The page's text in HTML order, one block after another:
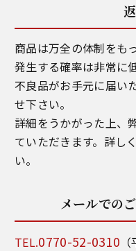
商品は万全の体制をも
発生する確率は非常に
不良品がお手元に届い
せ下さい。
詳細をうかがった上、
ていただきます。詳し
い。
メールでの
TEL.0770-52-0310